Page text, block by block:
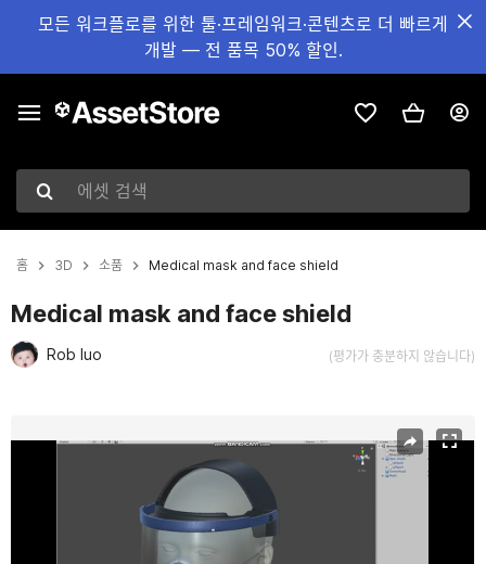
모든 워크플로를 위한 툴·프레임워크·콘텐츠로 더 빠르게
개발 — 전 품목 50% 할인.
에셋 검색
홈 3D 소품 Medical mask and face shield
Medical mask and face shield
Rob luo (평가가 충분하지 않습니다)